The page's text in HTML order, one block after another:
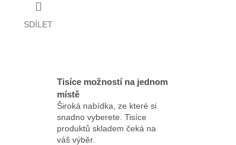
SDÍLET
Tisíce možností na jednom
místě
Široká nabídka, ze které si
snadno vyberete. Tisíce
produktů skladem čeká na
váš výběr.